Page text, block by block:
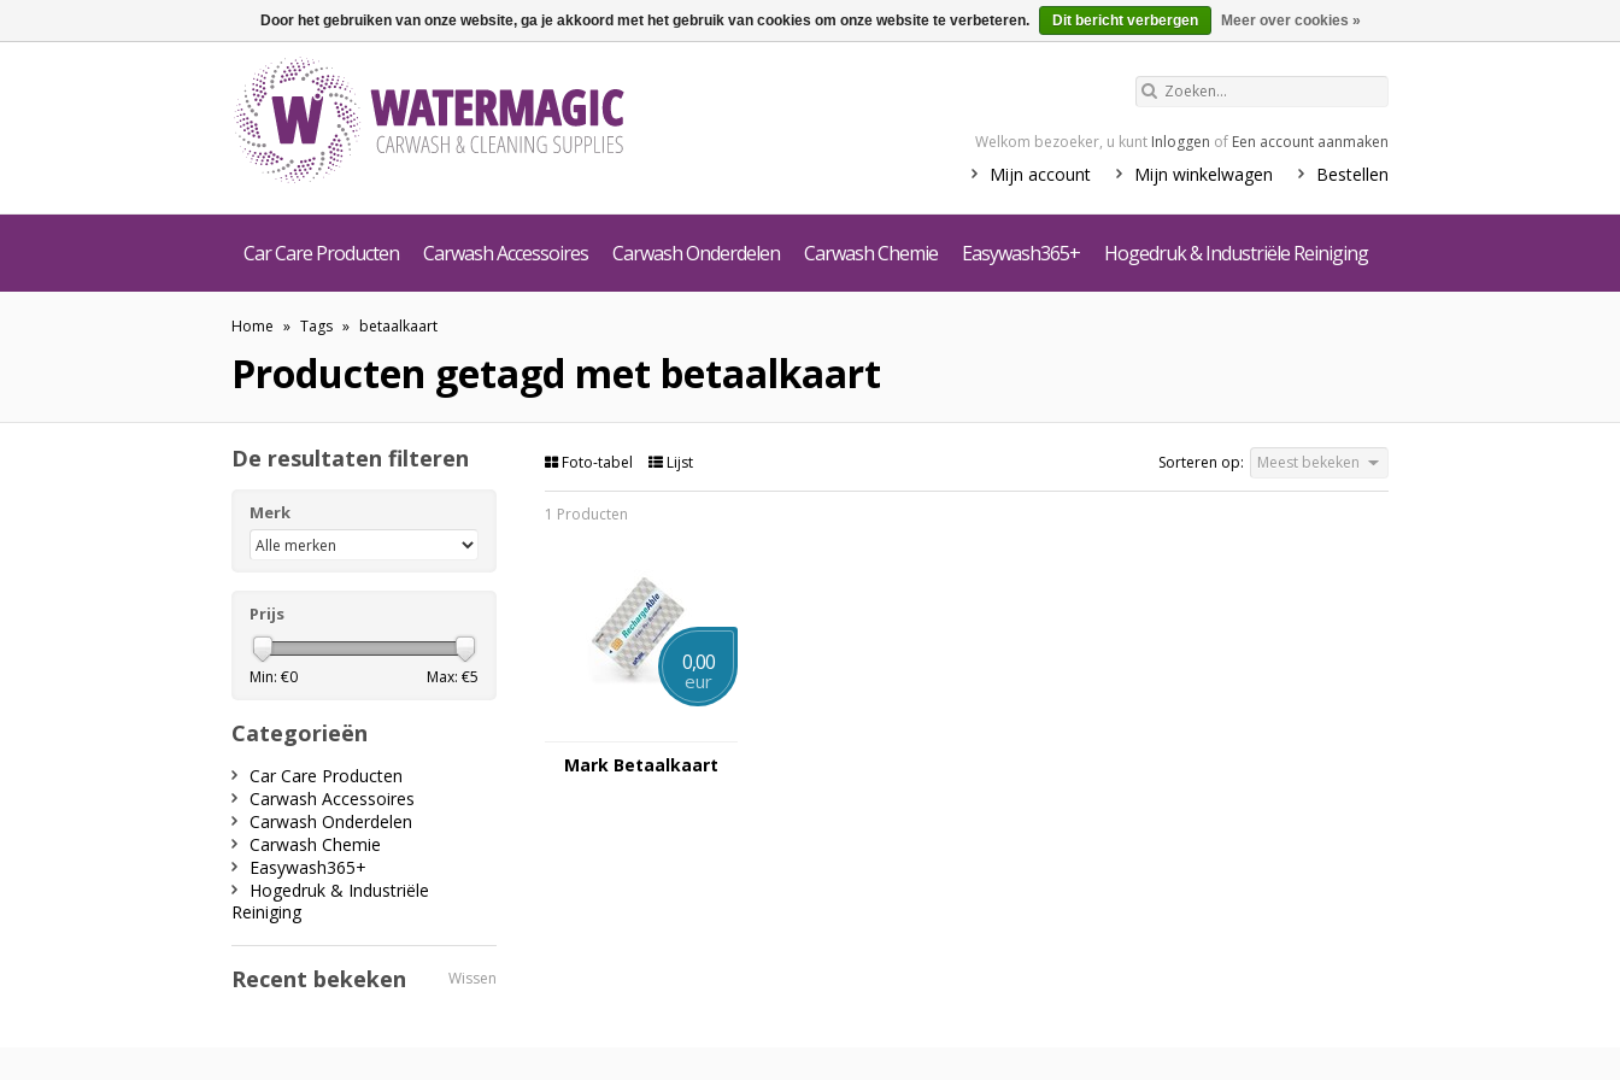
Welkom bezoeker, u kunt Inloggen of Een account aanmaken
Mijn account Mijn winkelwagen Bestellen
Car Care Producten Carwash Accessoires Carwash Onderdelen Carwash Chemie Easywash365+ Hogedruk & Industriële Reiniging
Home » Tags » betaalkaart
Producten getagd met betaalkaart
Foto-tabel Lijst Sorteren op: Meest bekeken
1 Producten
0,00
eur
Mark Betaalkaart
De resultaten filteren
Merk
Prijs
Min: €0 Max: €5
Categorieën
Car Care Producten
Carwash Accessoires
Carwash Onderdelen
Carwash Chemie
Easywash365+
Hogedruk & Industriële
Reiniging
Recent bekeken Wissen
Door het gebruiken van onze website, ga je akkoord met het gebruik van cookies om onze website te verbeteren. Dit bericht verbergen Meer over cookies »